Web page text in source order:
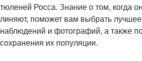
тюленей Росса. Знание о том, когда
линяют, поможет вам выбрать
наблюдений и фотографий, а также
сохранения их популяции.